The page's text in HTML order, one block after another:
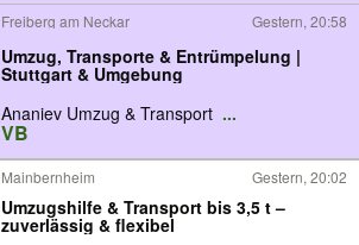
Freiberg am Neckar Gestern, 20:58
Umzug, Transporte & Entrümpelung |
Stuttgart & Umgebung
Ananiev Umzug & Transport ...
VB
Mainbernheim Gestern, 20:02
Umzugshilfe & Transport bis 3,5 t –
zuverlässig & flexibel